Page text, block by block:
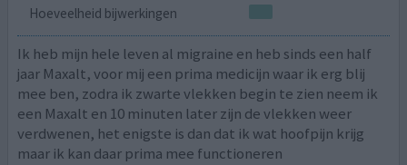
Hoeveelheid bijwerkingen
Ik heb mijn hele leven al migraine en heb sinds een half
jaar Maxalt, voor mij een prima medicijn waar ik erg blij
mee ben, zodra ik zwarte vlekken begin te zien neem ik
een Maxalt en 10 minuten later zijn de vlekken weer
verdwenen, het enigste is dan dat ik wat hoofpijn krijg
maar ik kan daar prima mee functioneren